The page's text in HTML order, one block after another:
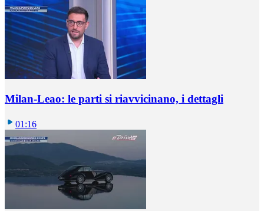
Milan-Leao: le parti si riavvicinano, i dettagli
01:16